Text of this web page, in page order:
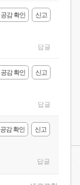
신고
공감 확인
답글
신고
공감 확인
답글
신고
공감 확인
답글